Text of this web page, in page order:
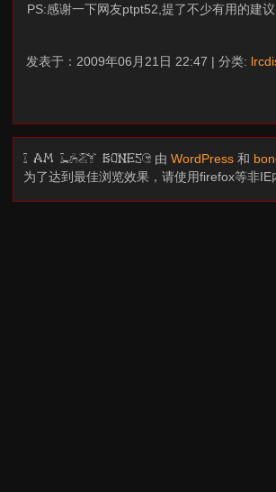
PS:感谢一下网友ptpt52,提了不少有用的建
发表于：2009年06月21日 22:47 | 分类:
I am LAZY bones? 由WordPress 和
为了达到最佳浏览效果，请使用firefox等非